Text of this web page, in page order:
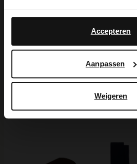
Accepteren
Aanpassen
Weigeren
Ich suche es für Sie
Lieferung & Rücksendung
English